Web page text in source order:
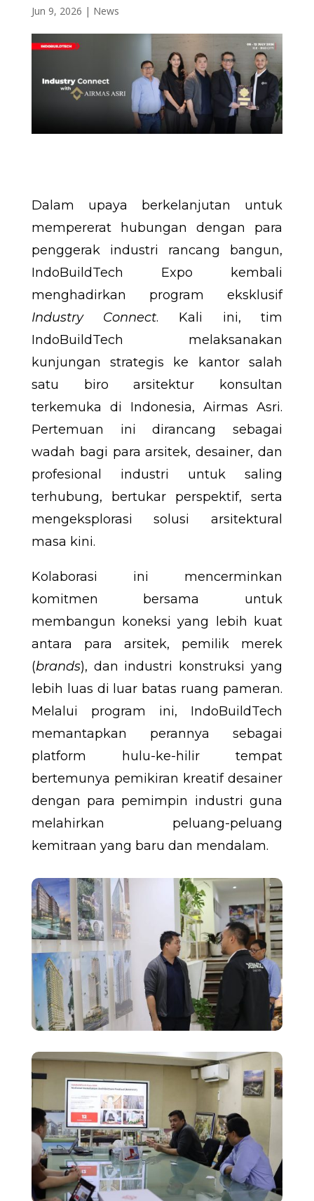
Jun 9, 2026 | News
Dalam upaya berkelanjutan untuk
mempererat hubungan dengan para
penggerak industri rancang bangun,
IndoBuildTech Expo kembali
menghadirkan program eksklusif
Industry Connect. Kali ini, tim
IndoBuildTech melaksanakan
kunjungan strategis ke kantor salah
satu biro arsitektur konsultan
terkemuka di Indonesia, Airmas Asri.
Pertemuan ini dirancang sebagai
wadah bagi para arsitek, desainer, dan
profesional industri untuk saling
terhubung, bertukar perspektif, serta
mengeksplorasi solusi arsitektural
masa kini.
Kolaborasi ini mencerminkan
komitmen bersama untuk
membangun koneksi yang lebih kuat
antara para arsitek, pemilik merek
(brands), dan industri konstruksi yang
lebih luas di luar batas ruang pameran.
Melalui program ini, IndoBuildTech
memantapkan perannya sebagai
platform hulu-ke-hilir tempat
bertemunya pemikiran kreatif desainer
dengan para pemimpin industri guna
melahirkan peluang-peluang
kemitraan yang baru dan mendalam.